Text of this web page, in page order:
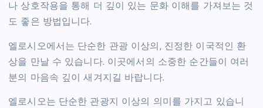
나 상호작용을 통해 더 깊이 있는 문화 이해를 가져보는 것
도 좋은 방법입니다.
엘로시오에서는 단순한 관광 이상의, 진정한 이국적인 환
상을 만날 수 있습니다. 이곳에서의 소중한 순간들이 여러
분의 마음속 깊이 새겨지길 바랍니다.
엘로시오는 단순한 관광지 이상의 의미를 가지고 있습니